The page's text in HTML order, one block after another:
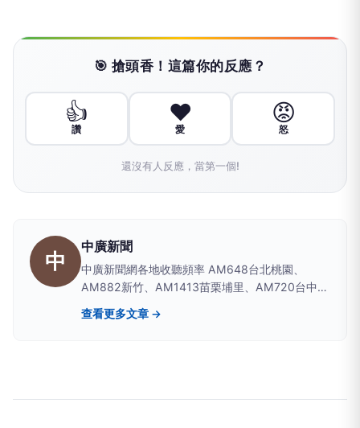
🎯 搶頭香！這篇你的反應？
👍
讚
❤️
愛
😡
怒
還沒有人反應，當第一個!
中
中廣新聞
中廣新聞網各地收聽頻率 AM648台北桃園、
AM882新竹、AM1413苗栗埔里、AM720台中彰
化南投、AM1350嘉義雲林、AM1296台南、
AM864高雄屏東、AM630宜蘭、AM819台東、
查看更多文章 →